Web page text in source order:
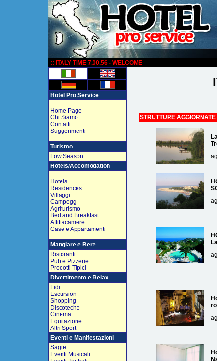
:: ITALY TIME 7.00.56 - WELCOME
Hotel Pro Service
Home Page
Chi Siamo
Contatti
Suggerimenti
Turismo
Low Season
Hotels/Accomodation
Hotels
Residences
Villaggi
Campeggi
Agriturismo
Bed and Breakfast
Affittacamere
Case e Appartamenti
Mangiare e Bere
Ristoranti
Pub e Pizzerie
Prodotti Tipici
Divertimento e Relax
Lidi
Escursioni
Shopping
Discoteche
Cinema
Equitazione
Altri Sport
Eventi e Manifestazioni
Sagre
Eventi Musicali
STRUTTURE